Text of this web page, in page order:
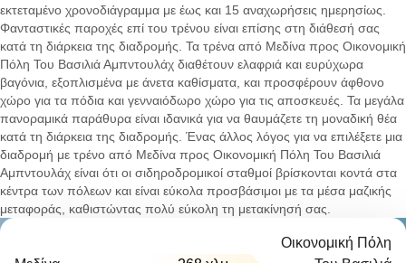
εκτεταμένο χρονοδιάγραμμα με έως και 15 αναχωρήσεις ημερησίως.
Φανταστικές παροχές επί του τρένου είναι επίσης στη διάθεσή σας
κατά τη διάρκεια της διαδρομής. Τα τρένα από Μεδίνα προς Οικονομική
Πόλη Του Βασιλιά Αμπντουλάχ διαθέτουν ελαφριά και ευρύχωρα
βαγόνια, εξοπλισμένα με άνετα καθίσματα, και προσφέρουν άφθονο
χώρο για τα πόδια και γενναιόδωρο χώρο για τις αποσκευές. Τα μεγάλα
πανοραμικά παράθυρα είναι ιδανικά για να θαυμάζετε τη μοναδική θέα
κατά τη διάρκεια της διαδρομής. Ένας άλλος λόγος για να επιλέξετε μια
διαδρομή με τρένο από Μεδίνα προς Οικονομική Πόλη Του Βασιλιά
Αμπντουλάχ είναι ότι οι σιδηροδρομικοί σταθμοί βρίσκονται κοντά στα
κέντρα των πόλεων και είναι εύκολα προσβάσιμοι με τα μέσα μαζικής
μεταφοράς, καθιστώντας πολύ εύκολη τη μετακίνησή σας.
Οικονομική Πόλη